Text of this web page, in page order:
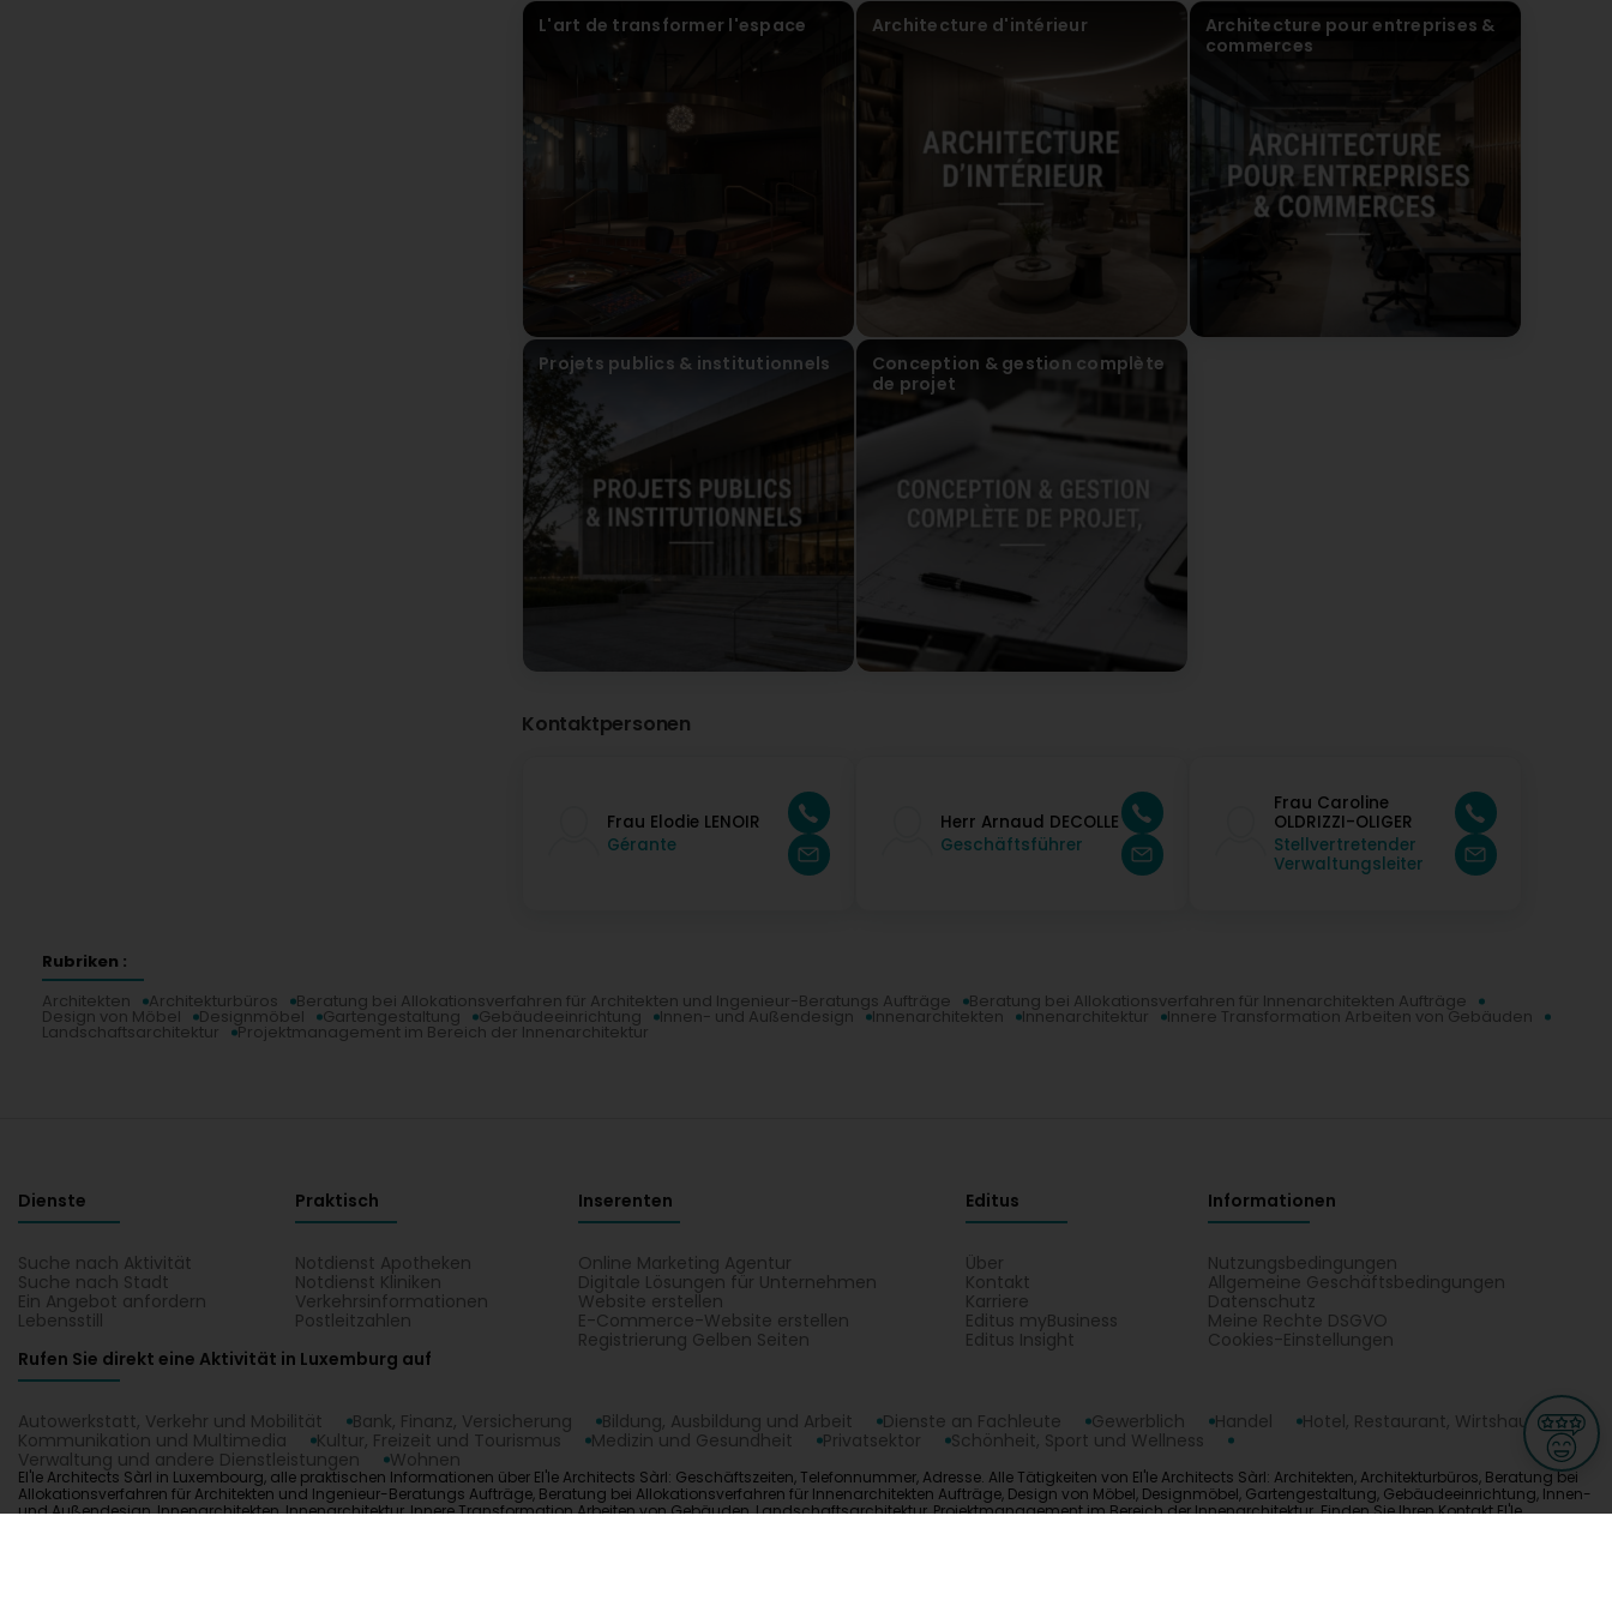
L'art de transformer l'espace Architecture d'intérieur
Architecture pour entreprises &
commerces
Projets publics & institutionnels
Conception & gestion complète
de projet
Kontaktpersonen
Frau Elodie LENOIR
Gérante
Herr Arnaud DECOLLE
Geschäftsführer
Frau Caroline
OLDRIZZI-OLIGER
Stellvertretender
Verwaltungsleiter
Rubriken :
Architekten
Architekturbüros Beratung bei Allokationsverfahren für Architekten und Ingenieur-Beratungs Aufträge Beratung bei Allokationsverfahren für Innenarchitekten Aufträge
Design von Möbel Designmöbel Gartengestaltung Gebäudeeinrichtung Innen- und Außendesign Innenarchitekten Innenarchitektur Innere Transformation Arbeiten von Gebäuden
Landschaftsarchitektur Projektmanagement im Bereich der Innenarchitektur
Dienste
Suche nach Aktivität
Suche nach Stadt
Ein Angebot anfordern
Lebensstill
Praktisch
Notdienst Apotheken
Notdienst Kliniken
Verkehrsinformationen
Postleitzahlen
Inserenten
Online Marketing Agentur
Digitale Lösungen für Unternehmen
Website erstellen
E-Commerce-Website erstellen
Registrierung Gelben Seiten
Editus
Über
Kontakt
Karriere
Editus myBusiness
Editus Insight
Informationen
Nutzungsbedingungen
Allgemeine Geschäftsbedingungen
Datenschutz
Meine Rechte DSGVO
Cookies-Einstellungen
Rufen Sie direkt eine Aktivität in Luxemburg auf
Autowerkstatt, Verkehr und Mobilität Bank, Finanz, Versicherung Bildung, Ausbildung und Arbeit Dienste an Fachleute Gewerblich Handel
Hotel, Restaurant, Wirtshaus
Kommunikation und Multimedia
Kultur, Freizeit und Tourismus Medizin und Gesundheit Privatsektor
Schönheit, Sport und Wellness
Verwaltung und andere Dienstleistungen
Wohnen
El'le Architects Sàrl in Luxembourg, alle praktischen Informationen über El'le Architects Sàrl: Geschäftszeiten, Telefonnummer, Adresse. Alle Tätigkeiten von El'le Architects Sàrl: Architekten, Architekturbüros, Beratung bei
Allokationsverfahren für Architekten und Ingenieur-Beratungs Aufträge, Beratung bei Allokationsverfahren für Innenarchitekten Aufträge, Design von Möbel, Designmöbel, Gartengestaltung, Gebäudeeinrichtung, Innen-
und Außendesign, Innenarchitekten, Innenarchitektur, Innere Transformation Arbeiten von Gebäuden, Landschaftsarchitektur, Projektmanagement im Bereich der Innenarchitektur. Finden Sie Ihren Kontakt El'le